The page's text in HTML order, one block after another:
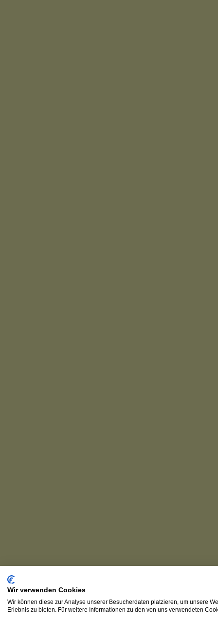
Wir verwenden Cookies
Wir können diese zur Analyse unserer Besucherdaten platzieren, um unsere
Erlebnis zu bieten. Für weitere Informationen zu den von uns verwendeten